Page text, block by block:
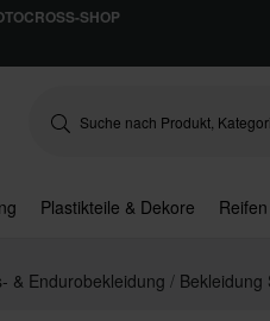
SHOP
Plastikteile & Dekore
& Endurobekleidung Bekleidung